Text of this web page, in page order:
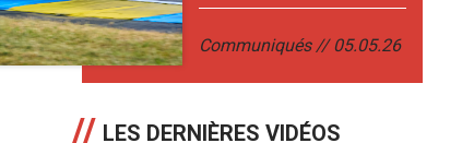
Communiqués 05.05.26
LES DERNIÈRES VIDÉOS